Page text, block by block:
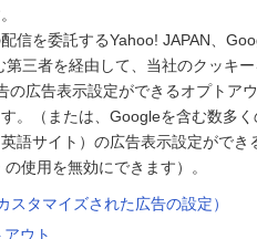
信を委託するYahoo! JAPAN、
三者を経由して、当社のクッキ
の広告表示設定ができるオプトア
。（または、Googleを含む数多
語サイト）の広告表示設定がで
使用を無効にできます）。
スタマイズされた広告の設定）
ウト